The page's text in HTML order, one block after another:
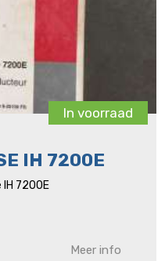
In voorraad
IH 7200E
7200E
Meer info